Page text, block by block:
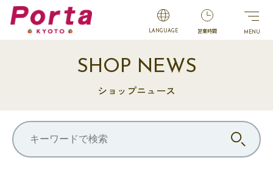
LANGUAGE 営業時間
SHOP NEWS
ショップニュース